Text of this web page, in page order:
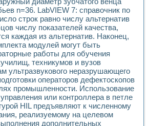
виртуальной лаборатории по электротехнике
алгоритмы частотного анализа
учебного центра «Технологии
NI в магистерской программе «Прикладная
двигателей постоянного тока
стенд формирования
практикум по курсу ИИС на базе
и отраслевые институты
n=36. LabVIEW 7: справочник по
строк равно числу альтернатив
числу показателей качества,
каждая из альтернатив. Наконец,
модулей могут быть
работы для обучения
техникумов и вузов
ультразвукового неразрушающего
операторов дефектоскопов
промышленности. Использование
или контроллера в петле
HIL предъявляют к численному
реализуемому на целевом
дополнительных